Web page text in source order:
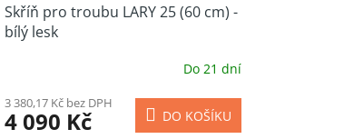
Skříň pro troubu LARY 25 (60 cm) -
bílý lesk
Do 21 dní
3 380,17 Kč bez DPH
4 090 Kč DO KOŠÍKU